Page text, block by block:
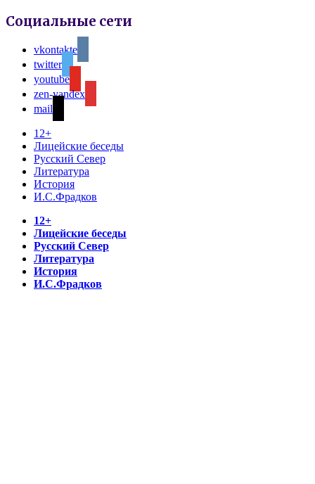
Социальные сети
vkontakte
twitter
youtube
zen-yandex
mail
12+
Лицейские беседы
Русский Север
Литература
История
И.С.Фрадков
12+
Лицейские беседы
Русский Север
Литература
История
И.С.Фрадков